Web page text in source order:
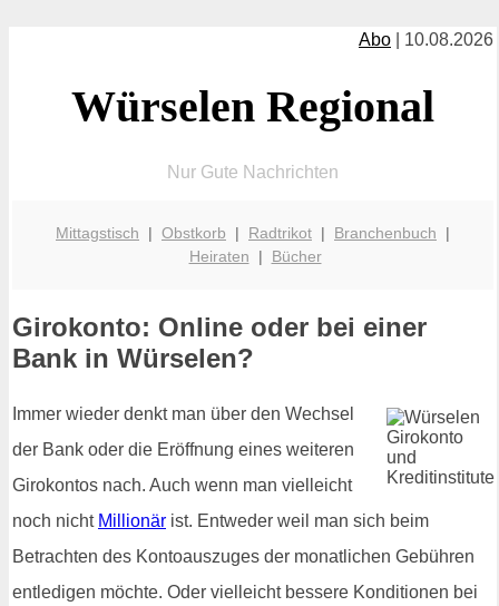
Abo | 10.08.2026
Würselen Regional
Nur Gute Nachrichten
Mittagstisch | Obstkorb | Radtrikot | Branchenbuch |
Heiraten | Bücher
Girokonto: Online oder bei einer
Bank in Würselen?
Immer wieder denkt man über den Wechsel
der Bank oder die Eröffnung eines weiteren
Girokontos nach. Auch wenn man vielleicht
noch nicht Millionär ist. Entweder weil man sich beim
Betrachten des Kontoauszuges der monatlichen Gebühren
entledigen möchte. Oder vielleicht bessere Konditionen bei